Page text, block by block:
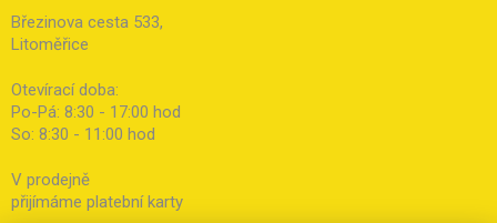
Březinova cesta 533,
Litoměřice
Otevírací doba:
Po-Pá: 8:30 - 17:00 hod
So: 8:30 - 11:00 hod
V prodejně
přijímáme platební karty